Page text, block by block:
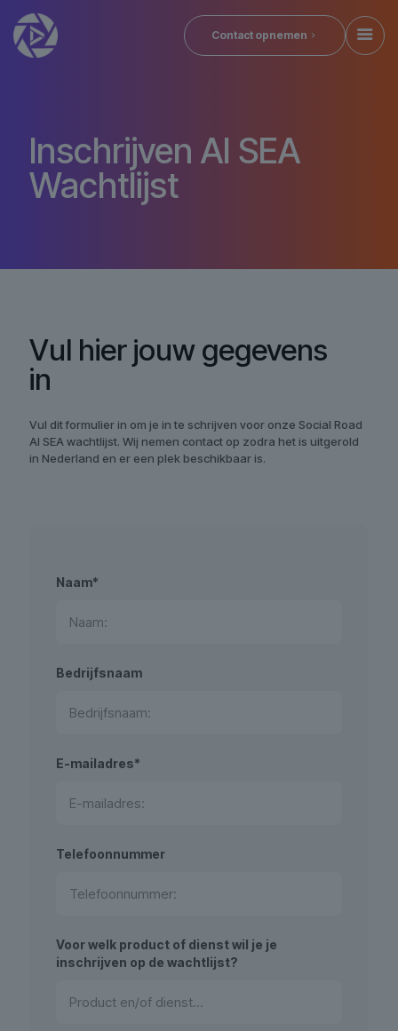
Contact opnemen
Inschrijven AI SEA
Wachtlijst
Vul hier jouw gegevens
in
Vul dit formulier in om je in te schrijven voor onze Social Road
AI SEA wachtlijst. Wij nemen contact op zodra het is uitgerold
in Nederland en er een plek beschikbaar is.
Naam*
Bedrijfsnaam
E-mailadres*
Telefoonnummer
Voor welk product of dienst wil je je
inschrijven op de wachtlijst?